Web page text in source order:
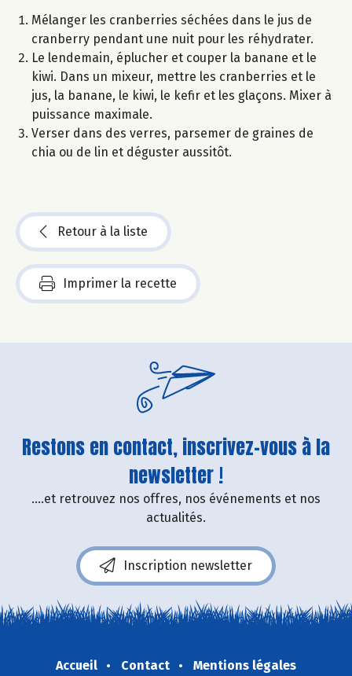
Mélanger les cranberries séchées dans le jus de
cranberry pendant une nuit pour les réhydrater.
Le lendemain, éplucher et couper la banane et le
kiwi. Dans un mixeur, mettre les cranberries et le
jus, la banane, le kiwi, le kefir et les glaçons. Mixer à
puissance maximale.
Verser dans des verres, parsemer de graines de
chia ou de lin et déguster aussitôt.
Retour à la liste
Imprimer la recette
Restons en contact, inscrivez-vous à la
newsletter !
....et retrouvez nos offres, nos événements et nos
actualités.
Inscription newsletter
Accueil Contact
Mentions légales